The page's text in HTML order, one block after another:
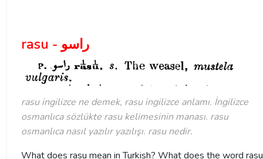
rasu - راسو
rasu ingilizce ne demek, rasu ingilizce anlamı. İngilizce
osmanlıca sözlükte rasu kelimesinin manası. rasu
osmanlıca nasıl yazılır yazılışı. rasu nedir.
What does rasu mean in Turkish? What does the word rasu